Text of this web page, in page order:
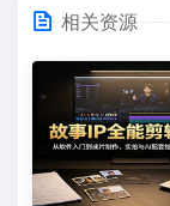
相关资源